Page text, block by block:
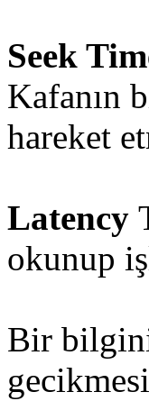
Seek
Kafanın
hareket
Latency
okunup
Bir